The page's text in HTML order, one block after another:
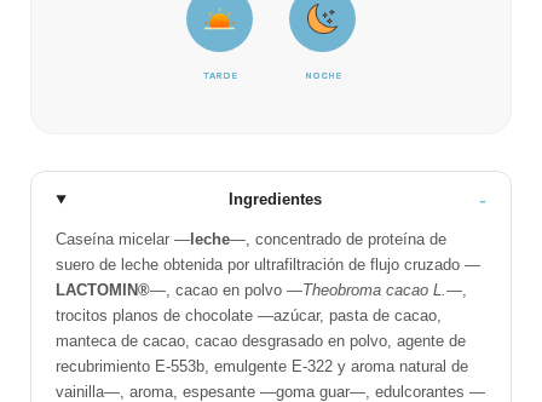
TARDE NOCHE
Ingredientes
Caseína micelar — leche—, concentrado de proteína de
suero de leche obtenida por ultrafiltración de flujo cruzado —
LACTOMIN®—, cacao en polvo —Theobroma cacao L.—,
trocitos planos de chocolate —azúcar, pasta de cacao,
manteca de cacao, cacao desgrasado en polvo, agente de
recubrimiento E-553b, emulgente E-322 y aroma natural de
vainilla—, aroma, espesante —goma guar—, edulcorantes —